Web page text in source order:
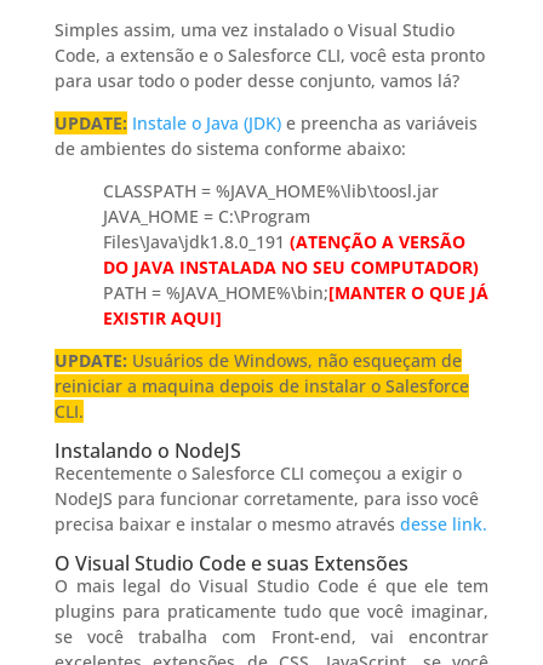
Simples assim, uma vez instalado o Visual Studio
Code, a extensão e o Salesforce CLI, você esta pronto
para usar todo o poder desse conjunto, vamos lá?
UPDATE: Instale o Java (JDK)e preencha as variáveis
de ambientes do sistema conforme abaixo:
CLASSPATH = %JAVA_HOME%\lib\toosl.jar
JAVA_HOME = C:\Program
Files\Java\jdk1.8.0_191 (ATENÇÃO A VERSÃO
DO JAVA INSTALADA NO SEU COMPUTADOR)
PATH = %JAVA_HOME%\bin;[MANTER O QUE JÁ
EXISTIR AQUI]
UPDATE: Usuários de Windows, não esqueçam de
reiniciar a maquina depois de instalar o Salesforce
CLI.
Instalando o NodeJS
Recentemente o Salesforce CLI começou a exigir o
NodeJS para funcionar corretamente, para isso você
precisa baixar e instalar o mesmo através desse link.
O Visual Studio Code e suas Extensões
O mais legal do Visual Studio Code é que ele tem
plugins para praticamente tudo que você imaginar,
se você trabalha com Front-end, vai encontrar